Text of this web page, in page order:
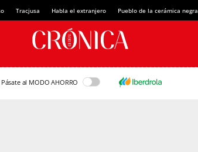
Tracjusa Habla el extranjero Pueblo de la cerámica negra
Pásate al MODO AHORRO